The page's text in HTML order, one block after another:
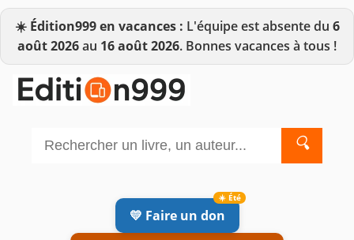
☀️ Édition999 en vacances : L'équipe est absente du 6
août 2026au 16 août 2026. Bonnes vacances à tous !
🔍
💛 Faire un don